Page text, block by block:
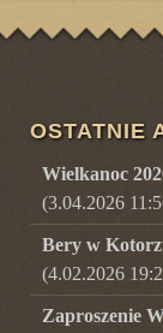
OSTATNIE
Wielkanoc
(3.04.2026
Bery w
(4.02.2026
Zaproszenie